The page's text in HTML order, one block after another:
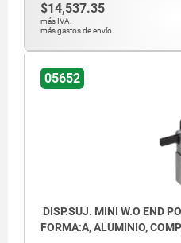
$14,537.35
más IVA.
más gastos de envío
05652
DISP.SUJ. MINI W.O END
FORMA:A, ALUMINIO,